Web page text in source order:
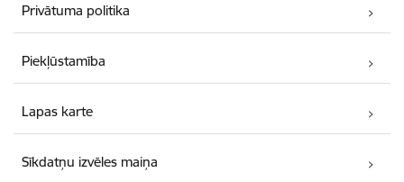
Privātuma politika
Piekļūstamība
Lapas karte
Sīkdatņu izvēles maiņa